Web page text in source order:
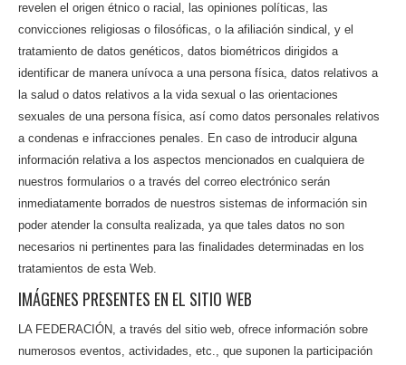
revelen el origen étnico o racial, las opiniones políticas, las
convicciones religiosas o filosóficas, o la afiliación sindical, y el
tratamiento de datos genéticos, datos biométricos dirigidos a
identificar de manera unívoca a una persona física, datos relativos a
la salud o datos relativos a la vida sexual o las orientaciones
sexuales de una persona física, así como datos personales relativos
a condenas e infracciones penales. En caso de introducir alguna
información relativa a los aspectos mencionados en cualquiera de
nuestros formularios o a través del correo electrónico serán
inmediatamente borrados de nuestros sistemas de información sin
poder atender la consulta realizada, ya que tales datos no son
necesarios ni pertinentes para las finalidades determinadas en los
tratamientos de esta Web.
IMÁGENES PRESENTES EN EL SITIO WEB
LA FEDERACIÓN, a través del sitio web, ofrece información sobre
numerosos eventos, actividades, etc., que suponen la participación